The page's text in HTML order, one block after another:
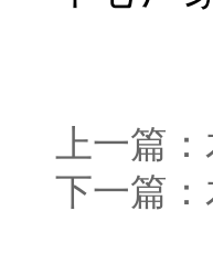
上一篇：
下一篇：